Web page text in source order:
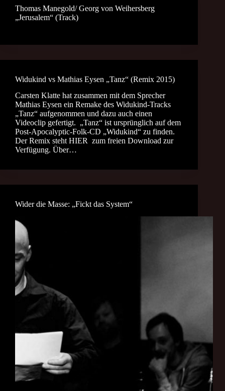
Thomas Manegold/ Georg von Weihersberg
„Jerusalem“ (Track)
Widukind vs Mathias Eysen „Tanz“ (Remix 2015)
Carsten Klatte hat zusammen mit dem Sprecher
Mathias Eysen ein Remake des Widukind-Tracks
„Tanz“ aufgenommen und dazu auch einen
Videoclip gefertigt. „Tanz“ ist ursprünglich auf dem
Post-Apocalyptic-Folk-CD „Widukind“ zu finden.
Der Remix steht HIER zum freien Download zur
Verfügung. Über…
Wider die Masse: „Fickt das System“